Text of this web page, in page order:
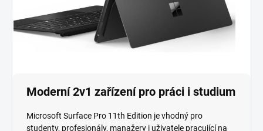
Moderní 2v1 zařízení pro práci i studium
Microsoft Surface Pro 11th Edition je vhodný pro
studenty, profesionály, manažery i uživatele pracující na